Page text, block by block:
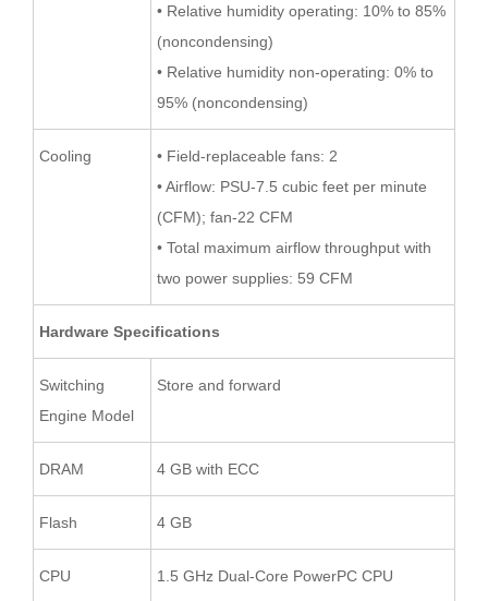
• Relative humidity operating: 10% to 85%
(noncondensing)
• Relative humidity non-operating: 0% to
95% (noncondensing)
Cooling
• Field-replaceable fans: 2
• Airflow: PSU-7.5 cubic feet per minute
(CFM); fan-22 CFM
• Total maximum airflow throughput with
two power supplies: 59 CFM
Hardware Specifications
Switching
Engine Model
Store and forward
DRAM 4 GB with ECC
Flash 4 GB
CPU 1.5 GHz Dual-Core PowerPC CPU